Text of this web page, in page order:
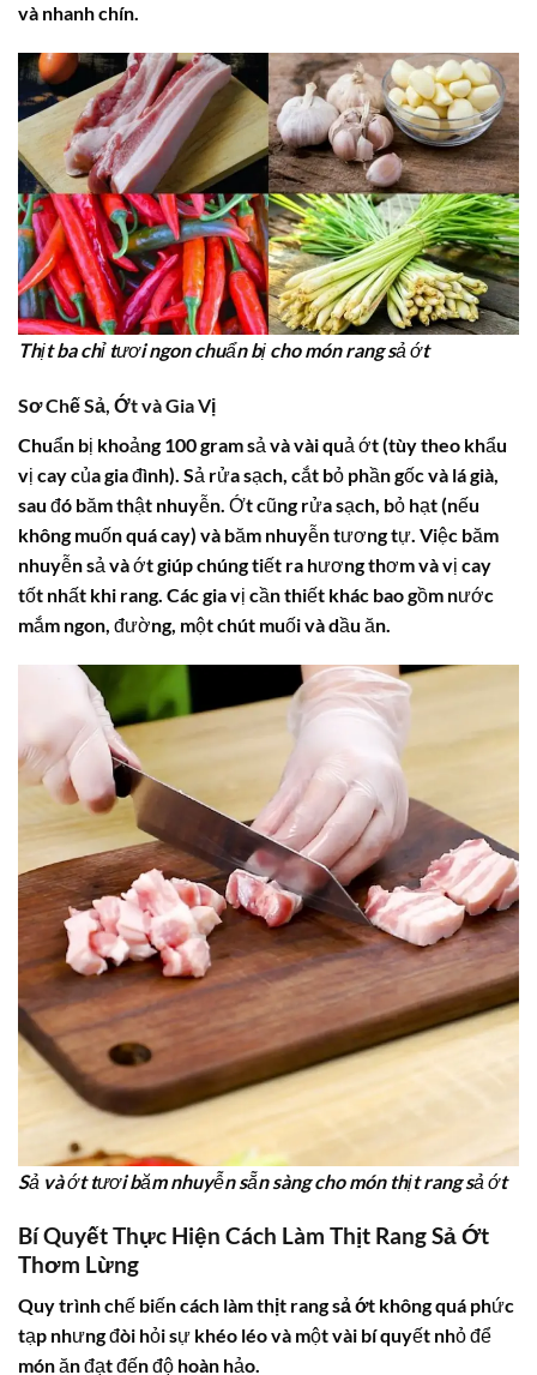
và nhanh chín.
Thịt ba chỉ tươi ngon chuẩn bị cho món rang sả ớt
Sơ Chế Sả, Ớt và Gia Vị
Chuẩn bị khoảng 100 gram sả và vài quả ớt (tùy theo khẩu
vị cay của gia đình). Sả rửa sạch, cắt bỏ phần gốc và lá già,
sau đó băm thật nhuyễn. Ớt cũng rửa sạch, bỏ hạt (nếu
không muốn quá cay) và băm nhuyễn tương tự. Việc băm
nhuyễn sả và ớt giúp chúng tiết ra hương thơm và vị cay
tốt nhất khi rang. Các gia vị cần thiết khác bao gồm nước
mắm ngon, đường, một chút muối và dầu ăn.
Sả và ớt tươi băm nhuyễn sẵn sàng cho món thịt rang sả ớt
Bí Quyết Thực Hiện Cách Làm Thịt Rang Sả Ớt
Thơm Lừng
Quy trình chế biếncách làm thịt rang sả ớt không quá phức
tạp nhưng đòi hỏi sự khéo léo và một vài bí quyết nhỏ để
món ăn đạt đến độ hoàn hảo.